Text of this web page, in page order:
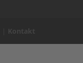
Kontakt